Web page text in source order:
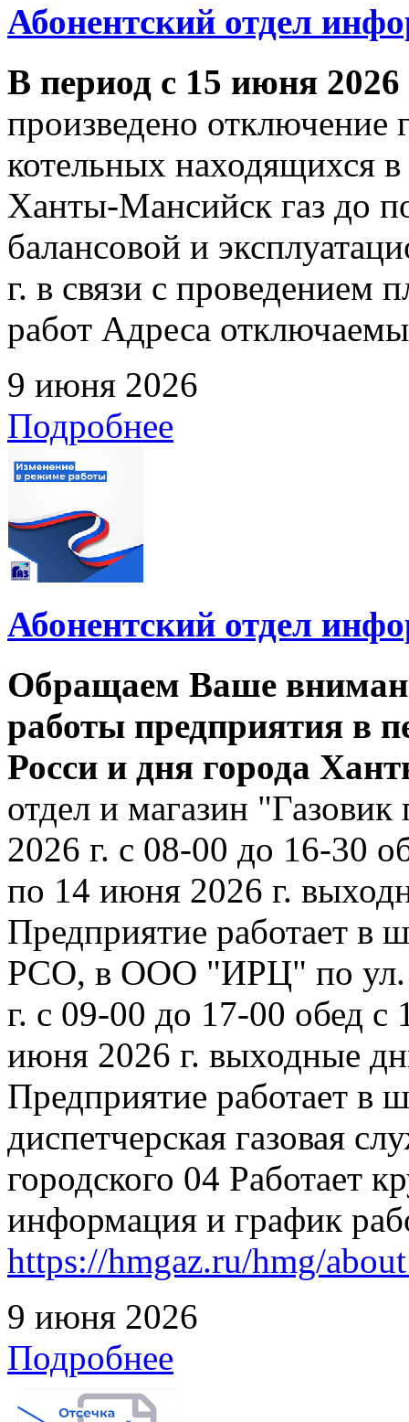
Абонентский отдел
В период с 15 июня
произведено отключение
котельных находящихся
Ханты-Мансийск газ до
балансовой и
г. в связи с проведением
работ Адреса
9 июня 2026
Подробнее
Абонентский отдел
Обращаем Ваше
работы предприятия в
Росси и дня города
отдел и магазин
2026 г. с 08-00 до 16-30
по 14 июня 2026 г.
Предприятие работает в
РСО, в ООО "ИРЦ" по ул.
г. с 09-00 до 17-00 обед
июня 2026 г. выходные
Предприятие работает в
диспетчерская газовая
городского 04 Работает
информация и график
https://hmgaz.ru/hmg/
9 июня 2026
Подробнее